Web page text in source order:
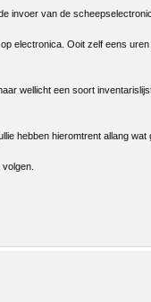
invoer van de
electronica. Ooit zelf eens
wellicht een soort
hebben hieromtrent allang wat